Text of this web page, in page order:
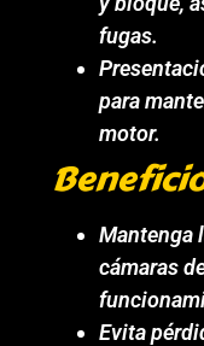
fugas.
para
motor.
Mantenga
cámaras
Evita